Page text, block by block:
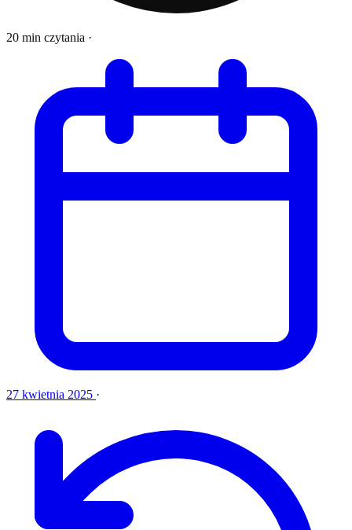
20 min czytania ·
27 kwietnia 2025 ·